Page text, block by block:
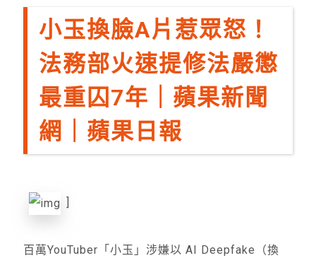
小玉換臉A片惹眾怒！
法務部火速提修法嚴懲
最重囚7年｜蘋果新聞
網｜蘋果日報
百萬YouTuber「小玉」涉嫌以 AI Deepfake（換